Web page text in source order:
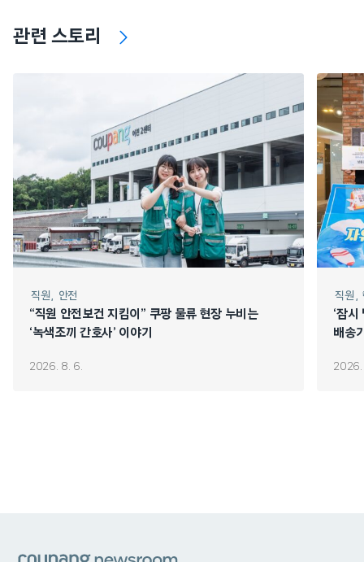
관련 스토리
직원 안전
“직원 안전보건 지킴이” 쿠팡 물류 현장 누비는
‘녹색조끼 간호사’ 이야기
2026. 8. 6.
직원
‘잠시
배송
2026.